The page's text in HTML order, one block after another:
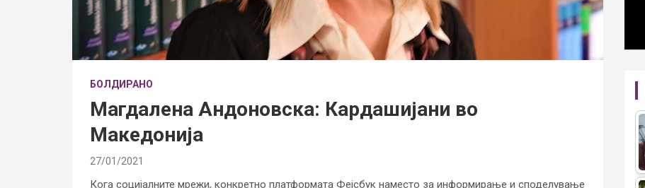
БОЛДИРАНО
Магдалена Андоновска: Кардашијани во
Македонија
27/01/2021
Кога социјалните мрежи, конкретно платформата Фејсбук наместо за информирање и споделување